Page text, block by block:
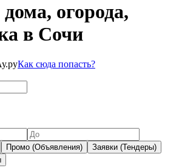
огорода,
в Сочи
Как сюда попасть?
Промо (Объявления)
Заявки (Тендеры)